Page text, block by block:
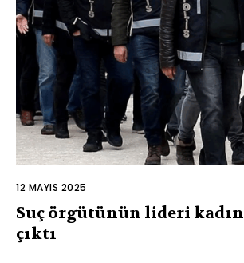
12 MAYIS 2025
Suç örgütünün lideri kadın
çıktı